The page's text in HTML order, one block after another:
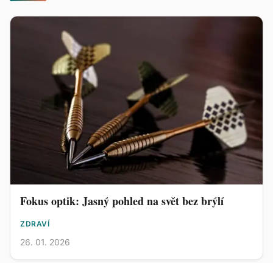
Fokus optik: Jasný pohled na svět bez brýlí
ZDRAVÍ
26. 01. 2026